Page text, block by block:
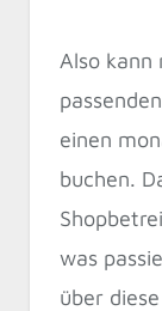
Also kann
einen
buchen.
was
über